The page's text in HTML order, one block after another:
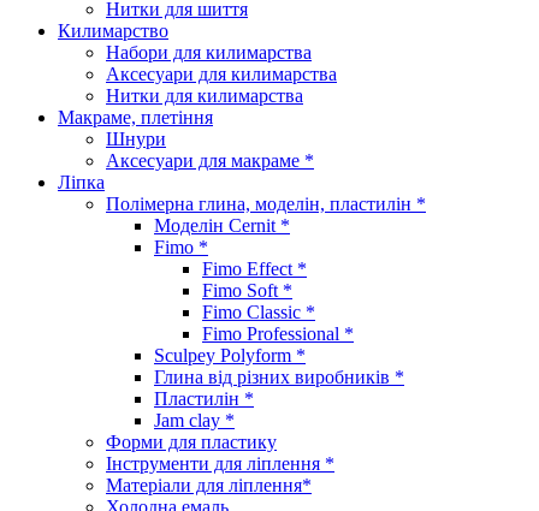
Нитки для шиття
Килимарство
Набори для килимарства
Аксесуари для килимарства
Нитки для килимарства
Макраме, плетіння
Шнури
Аксесуари для макраме *
Ліпка
Полімерна глина, моделін, пластилін *
Моделін Cernit *
Fimo *
Fimo Effect *
Fimo Soft *
Fimo Classic *
Fimo Professional *
Sculpey Polyform *
Глина від різних виробників *
Пластилін *
Jam clay *
Форми для пластику
Інструменти для ліплення *
Матеріали для ліплення*
Холодна емаль